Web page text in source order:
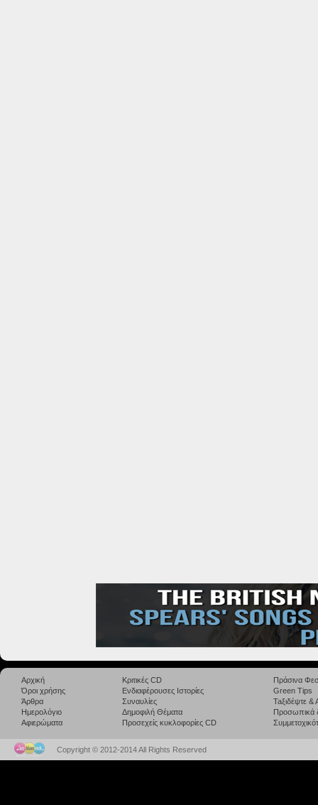
Αρχική
Όροι χρήσης
Άρθρα
Ημερολόγιο
Αφιερώματα
Κριτικές CD
Ενδιαφέρουσες Ιστορίες
Συναυλίες
Δημοφιλή Θέματα
Προσεχείς κυκλοφορίες CD
Πράσινα
Green Tips
Taξιδέψτε
Προσωπικά
Copyright © 2012-2014 All Rights Reserved